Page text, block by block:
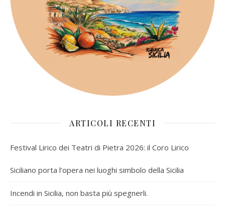
ARTICOLI RECENTI
Festival Lirico dei Teatri di Pietra 2026: il Coro Lirico
Siciliano porta l’opera nei luoghi simbolo della Sicilia
Incendi in Sicilia, non basta più spegnerli.